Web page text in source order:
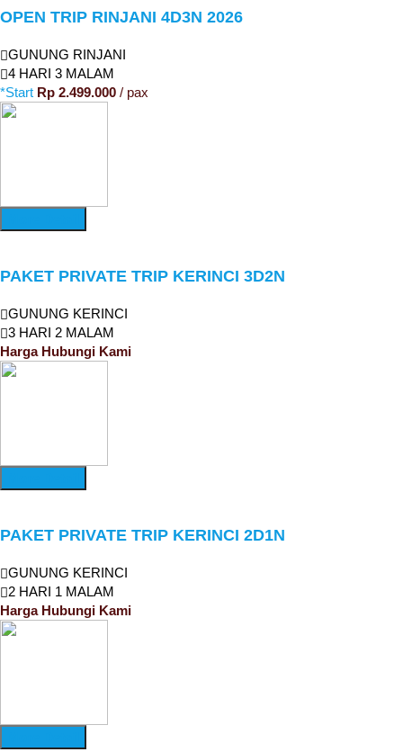
OPEN TRIP RINJANI 4D3N 2026
GUNUNG RINJANI
4 HARI 3 MALAM
*Start Rp 2.499.000 / pax
PAKET PRIVATE TRIP KERINCI 3D2N
GUNUNG KERINCI
3 HARI 2 MALAM
Harga Hubungi Kami
PAKET PRIVATE TRIP KERINCI 2D1N
GUNUNG KERINCI
2 HARI 1 MALAM
Harga Hubungi Kami